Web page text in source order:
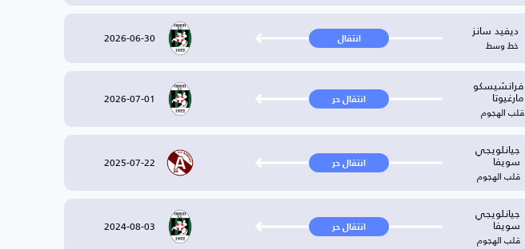
ديفيد سانز
خط وسط انتقال 2026-06-30
فرانشيسكو
مارغيوتا
قلب الهجوم
انتقال حر 2026-07-01
جيانلويجي
سويفا
قلب الهجوم
انتقال حر 2025-07-22
جيانلويجي
سويفا
قلب الهجوم
انتقال حر 2024-08-03